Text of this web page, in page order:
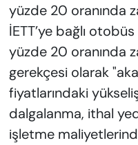
yüzde 20 oranında
İETT’ye bağlı
yüzde 20 oranında
gerekçesi olarak
fiyatlarındaki
dalgalanma, ithal
işletme